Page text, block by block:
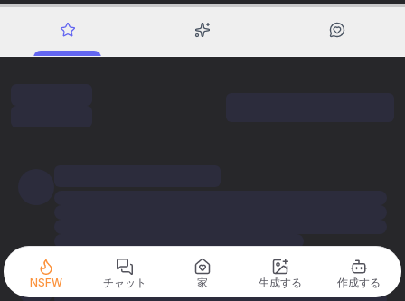
NSFW チャット 家 生成する 作成する